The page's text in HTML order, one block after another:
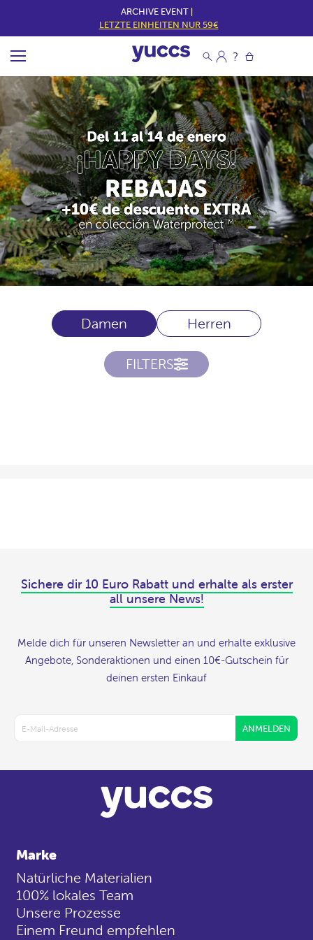
ARCHIVE EVENT |
LETZTE EINHEITEN NUR 59€
Damen Herren
FILTERS
Sichere dir 10 Euro Rabatt und erhalte als erster
all unsere News!
Melde dich für unseren Newsletter an und erhalte exklusive
Angebote, Sonderaktionen und einen 10€-Gutschein für
deinen ersten Einkauf
ANMELDEN
Marke
Natürliche Materialien
100% lokales Team
Unsere Prozesse
Einem Freund empfehlen